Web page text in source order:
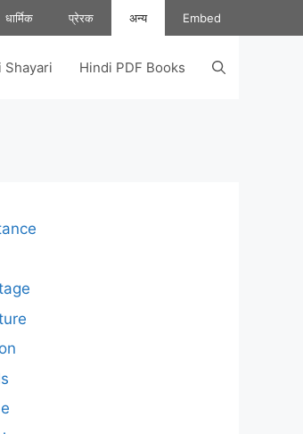
धार्मिक प्रेरक अन्य Embed
Shayari Hindi PDF Books